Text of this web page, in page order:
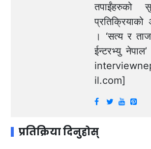
तपाईंहरुको
प्रतिक्रियाको
। ‘सत्य र
ईन्टरभ्यु
il.com]
प्रतिक्रिया दिनुहोस्